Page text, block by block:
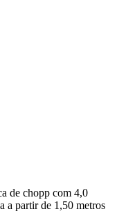
de chopp com 4,0
a partir de 1,50 metros